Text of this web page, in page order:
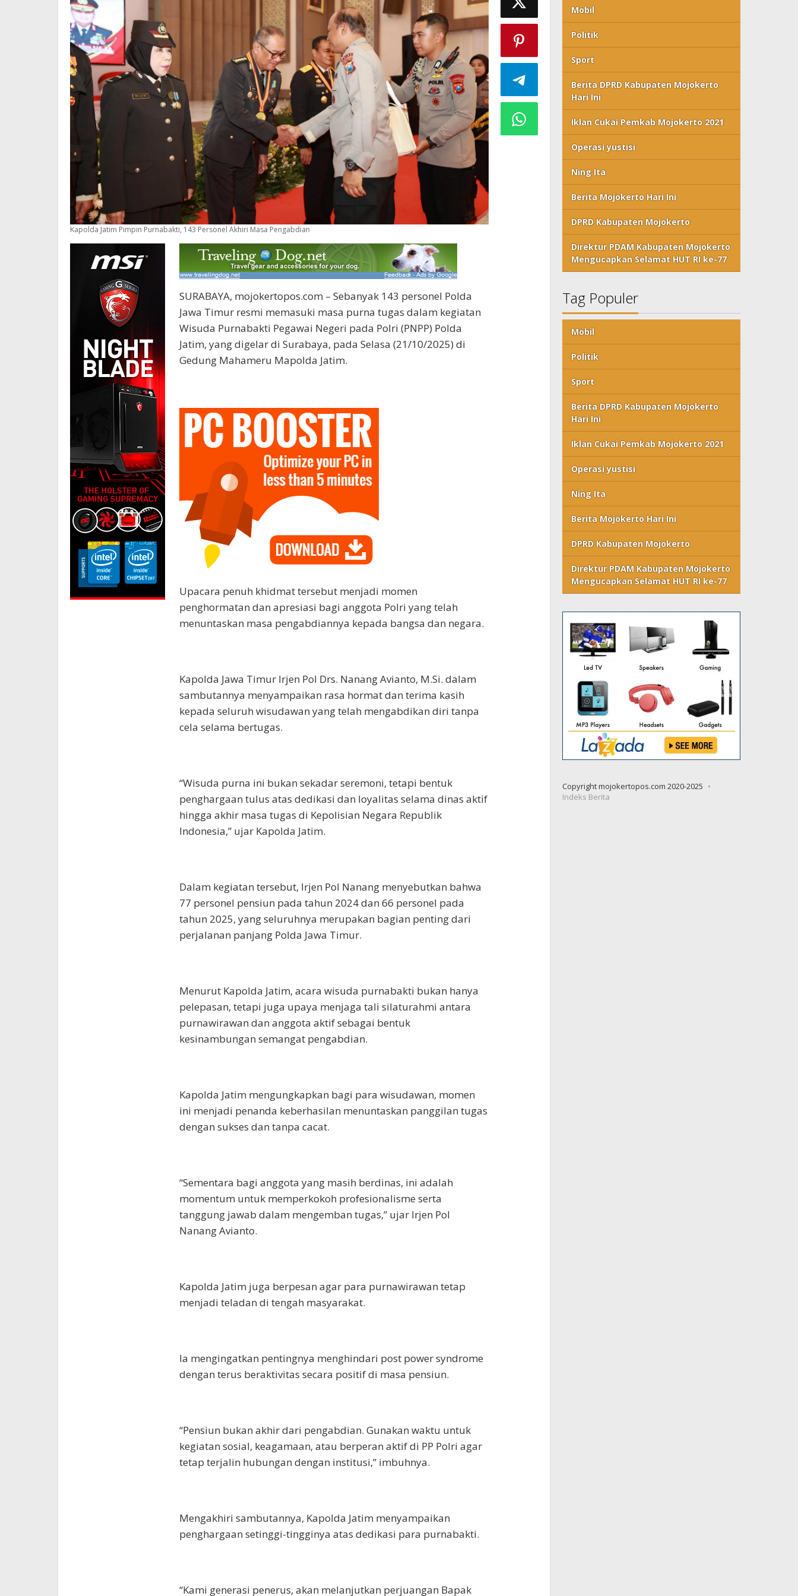
Kapolda Jatim Pimpin Purnabakti, 143 Personel Akhiri Masa Pengabdian
SURABAYA, mojokertopos.com – Sebanyak 143 personel Polda
Jawa Timur resmi memasuki masa purna tugas dalam kegiatan
Wisuda Purnabakti Pegawai Negeri pada Polri (PNPP) Polda
Jatim, yang digelar di Surabaya, pada Selasa (21/10/2025) di
Gedung Mahameru Mapolda Jatim.
Upacara penuh khidmat tersebut menjadi momen
penghormatan dan apresiasi bagi anggota Polri yang telah
menuntaskan masa pengabdiannya kepada bangsa dan negara.
Kapolda Jawa Timur Irjen Pol Drs. Nanang Avianto, M.Si. dalam
sambutannya menyampaikan rasa hormat dan terima kasih
kepada seluruh wisudawan yang telah mengabdikan diri tanpa
cela selama bertugas.
“Wisuda purna ini bukan sekadar seremoni, tetapi bentuk
penghargaan tulus atas dedikasi dan loyalitas selama dinas aktif
hingga akhir masa tugas di Kepolisian Negara Republik
Indonesia,” ujar Kapolda Jatim.
Dalam kegiatan tersebut, Irjen Pol Nanang menyebutkan bahwa
77 personel pensiun pada tahun 2024 dan 66 personel pada
tahun 2025, yang seluruhnya merupakan bagian penting dari
perjalanan panjang Polda Jawa Timur.
Menurut Kapolda Jatim, acara wisuda purnabakti bukan hanya
pelepasan, tetapi juga upaya menjaga tali silaturahmi antara
purnawirawan dan anggota aktif sebagai bentuk
kesinambungan semangat pengabdian.
Kapolda Jatim mengungkapkan bagi para wisudawan, momen
ini menjadi penanda keberhasilan menuntaskan panggilan tugas
dengan sukses dan tanpa cacat.
“Sementara bagi anggota yang masih berdinas, ini adalah
momentum untuk memperkokoh profesionalisme serta
tanggung jawab dalam mengemban tugas,” ujar Irjen Pol
Nanang Avianto.
Kapolda Jatim juga berpesan agar para purnawirawan tetap
menjadi teladan di tengah masyarakat.
Ia mengingatkan pentingnya menghindari post power syndrome
dengan terus beraktivitas secara positif di masa pensiun.
“Pensiun bukan akhir dari pengabdian. Gunakan waktu untuk
kegiatan sosial, keagamaan, atau berperan aktif di PP Polri agar
tetap terjalin hubungan dengan institusi,” imbuhnya.
Mengakhiri sambutannya, Kapolda Jatim menyampaikan
penghargaan setinggi-tingginya atas dedikasi para purnabakti.
“Kami generasi penerus, akan melanjutkan perjuangan Bapak
Mobil
Politik
Sport
Berita DPRD Kabupaten Mojokerto
Hari Ini
Iklan Cukai Pemkab Mojokerto 2021
Operasi yustisi
Ning Ita
Berita Mojokerto Hari Ini
DPRD Kabupaten Mojokerto
Direktur PDAM Kabupaten Mojokerto
Mengucapkan Selamat HUT RI ke-77
Tag Populer
Mobil
Politik
Sport
Berita DPRD Kabupaten Mojokerto
Hari Ini
Iklan Cukai Pemkab Mojokerto 2021
Operasi yustisi
Ning Ita
Berita Mojokerto Hari Ini
DPRD Kabupaten Mojokerto
Direktur PDAM Kabupaten Mojokerto
Mengucapkan Selamat HUT RI ke-77
Copyright mojokertopos.com 2020-2025
Indeks Berita